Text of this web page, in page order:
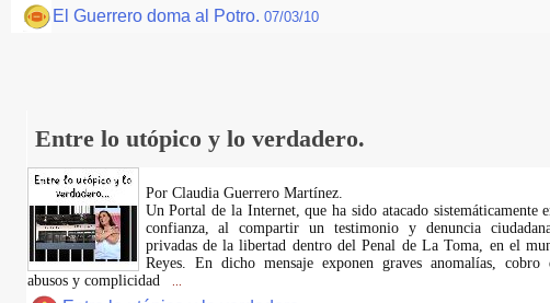
El Guerrero doma al Potro. 07/03/10
Entre lo utópico y lo verdadero.
Por Claudia Guerrero Martínez.
​Un Portal de la Internet, que ha sido atacado sistemáticamente
confianza, al compartir un testimonio y denuncia
privadas de la libertad dentro del Penal de La Toma, en el
Reyes. En dicho mensaje exponen graves anomalías, cobro
abusos y complicidad